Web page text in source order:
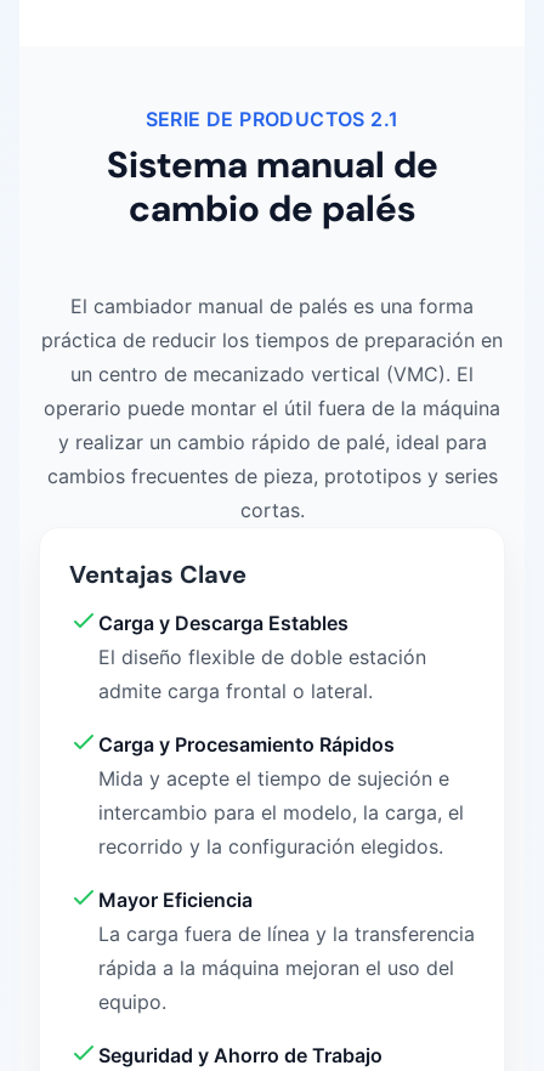
SERIE DE PRODUCTOS 2.1
Sistema manual de
cambio de palés
El cambiador manual de palés es una forma
práctica de reducir los tiempos de preparación en
un centro de mecanizado vertical (VMC). El
operario puede montar el útil fuera de la máquina
y realizar un cambio rápido de palé, ideal para
cambios frecuentes de pieza, prototipos y series
cortas.
Ventajas Clave
Carga y Descarga Estables
El diseño flexible de doble estación
admite carga frontal o lateral.
Carga y Procesamiento Rápidos
Mida y acepte el tiempo de sujeción e
intercambio para el modelo, la carga, el
recorrido y la configuración elegidos.
Mayor Eficiencia
La carga fuera de línea y la transferencia
rápida a la máquina mejoran el uso del
equipo.
Seguridad y Ahorro de Trabajo